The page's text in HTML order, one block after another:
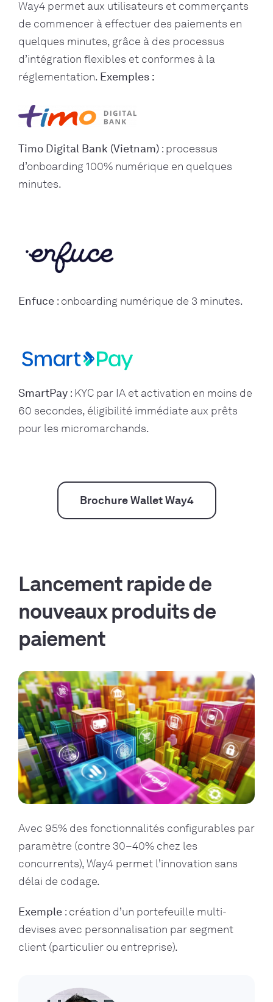
Way4 permet aux utilisateurs et commerçants
de commencer à effectuer des paiements en
quelques minutes, grâce à des processus
d’intégration flexibles et conformes à la
réglementation. Exemples :
Timo Digital Bank (Vietnam) : processus
d’onboarding 100% numérique en quelques
minutes.
Enfuce : onboarding numérique de 3 minutes.
SmartPay : KYC par IA et activation en moins de
60 secondes, éligibilité immédiate aux prêts
pour les micromarchands.
Brochure Wallet Way4
Lancement rapide de
nouveaux produits de
paiement
Avec 95% des fonctionnalités configurables par
paramètre (contre 30–40% chez les
concurrents), Way4 permet l’innovation sans
délai de codage.
Exemple : création d’un portefeuille multi-
devises avec personnalisation par segment
client (particulier ou entreprise).